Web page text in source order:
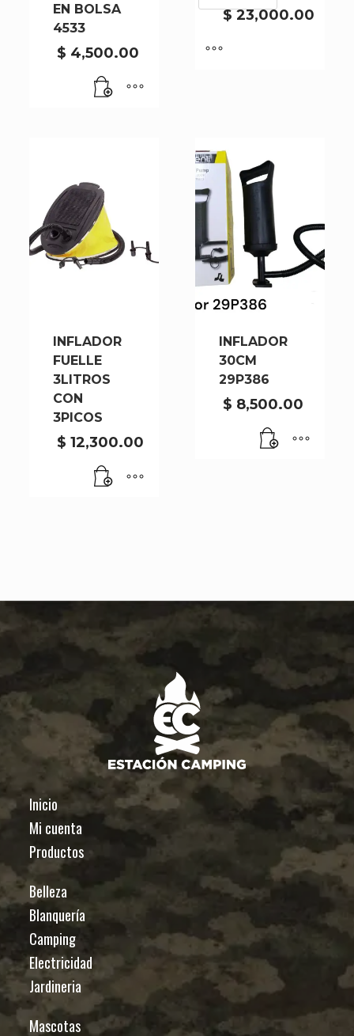
EN BOLSA
4533
$ 4,500.00
$23,000.00
75CM
INFLADOR
FUELLE
3LITROS
CON
3PICOS
$ 12,300.00
INFLADOR
30CM
29P386
$ 8,500.00
Inicio
Mi cuenta
Productos
Belleza
Blanquería
Camping
Electricidad
Jardineria
Mascotas